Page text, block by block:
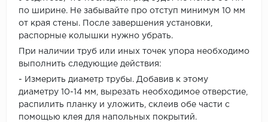
по ширине. Не забывайте про отступ минимум 10 мм
от края стены. После завершения установки,
распорные колышки нужно убрать.
При наличии труб или иных точек упора необходимо
выполнить следующие действия:
- Измерить диаметр трубы. Добавив к этому
диаметру 10-14 мм, вырезать необходимое отверстие,
распилить планку и уложить, склеив обе части с
помощью клея для напольных покрытий.